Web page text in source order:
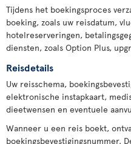
Tijdens het boekingsproces
boeking, zoals uw reisdatum,
hotelreserveringen,
diensten, zoals Option Plus,
Reisdetails
Uw reisschema,
elektronische instapkaart,
dieetwensen en eventuele
Wanneer u een reis boekt,
boekingsbevestigingsnummer.